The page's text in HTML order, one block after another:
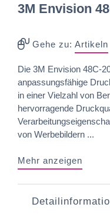
3M Envision
Gehe zu: Artikeln
Die 3M Envision 48C-
anpassungsfähige
in einer Vielzahl von
hervorragende
von Werbebildern ...
Mehr anzeigen